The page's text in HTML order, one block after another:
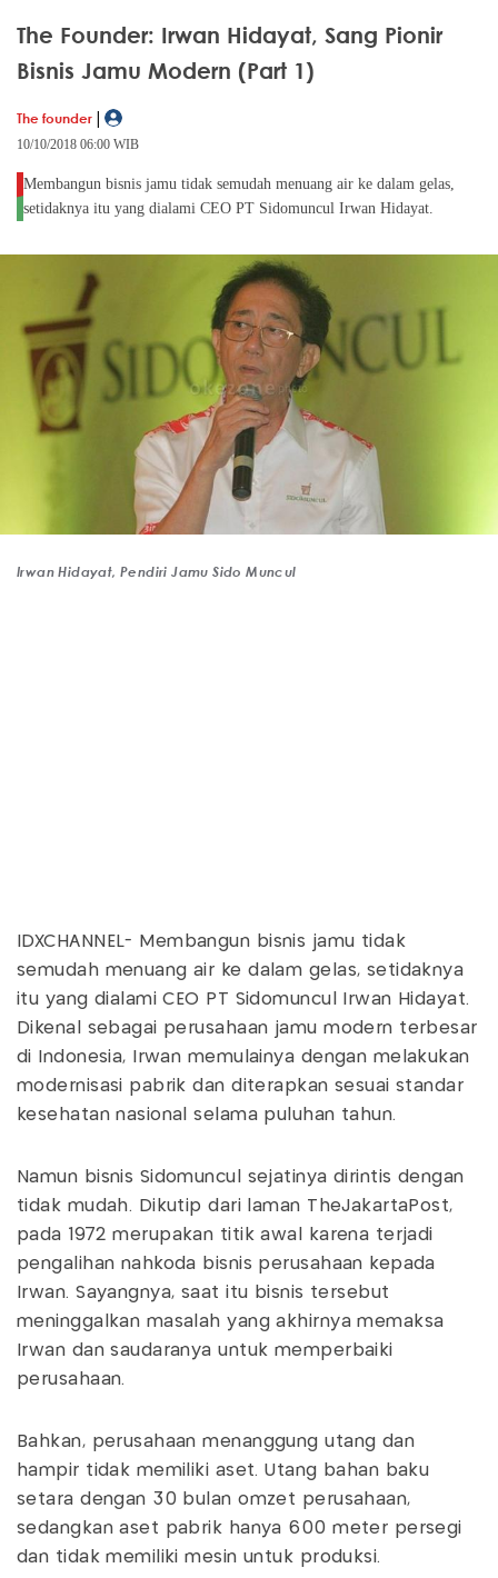
The Founder: Irwan Hidayat, Sang Pionir
Bisnis Jamu Modern (Part 1)
The founder |
10/10/2018 06:00 WIB
Membangun bisnis jamu tidak semudah menuang air ke dalam gelas,
setidaknya itu yang dialami CEO PT Sidomuncul Irwan Hidayat.
Irwan Hidayat, Pendiri Jamu Sido Muncul
IDXCHANNEL- Membangun bisnis jamu tidak
semudah menuang air ke dalam gelas, setidaknya
itu yang dialami CEO PT Sidomuncul Irwan Hidayat.
Dikenal sebagai perusahaan jamu modern terbesar
di Indonesia, Irwan memulainya dengan melakukan
modernisasi pabrik dan diterapkan sesuai standar
kesehatan nasional selama puluhan tahun.
Namun bisnis Sidomuncul sejatinya dirintis dengan
tidak mudah. Dikutip dari laman TheJakartaPost,
pada 1972 merupakan titik awal karena terjadi
pengalihan nahkoda bisnis perusahaan kepada
Irwan. Sayangnya, saat itu bisnis tersebut
meninggalkan masalah yang akhirnya memaksa
Irwan dan saudaranya untuk memperbaiki
perusahaan.
Bahkan, perusahaan menanggung utang dan
hampir tidak memiliki aset. Utang bahan baku
setara dengan 30 bulan omzet perusahaan,
sedangkan aset pabrik hanya 600 meter persegi
dan tidak memiliki mesin untuk produksi.